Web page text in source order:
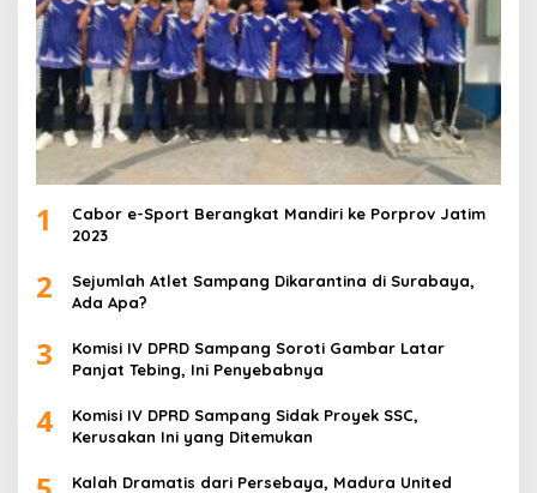
1
Cabor e-Sport Berangkat Mandiri ke Porprov Jatim
2023
2
Sejumlah Atlet Sampang Dikarantina di Surabaya,
Ada Apa?
3
Komisi IV DPRD Sampang Soroti Gambar Latar
Panjat Tebing, Ini Penyebabnya
4
Komisi IV DPRD Sampang Sidak Proyek SSC,
Kerusakan Ini yang Ditemukan
Kalah Dramatis dari Persebaya, Madura United